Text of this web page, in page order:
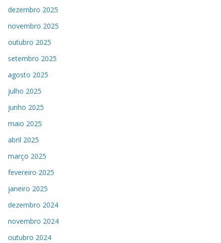
dezembro 2025
novembro 2025
outubro 2025
setembro 2025
agosto 2025
julho 2025
junho 2025
maio 2025
abril 2025
março 2025
fevereiro 2025
janeiro 2025
dezembro 2024
novembro 2024
outubro 2024